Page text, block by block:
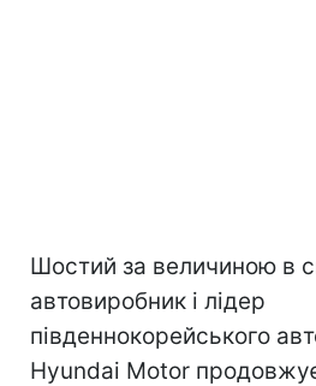
Шостий за величиною в
автовиробник і лідер
південнокорейського
Hyundai Motor